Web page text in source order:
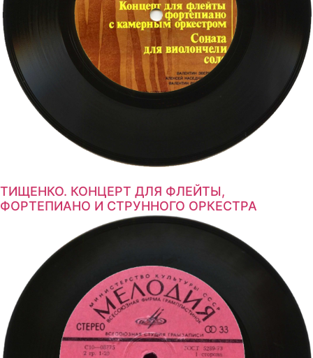
ТИЩЕНКО. КОНЦЕРТ ДЛЯ ФЛЕЙТЫ,
ФОРТЕПИАНО И СТРУННОГО ОРКЕСТРА